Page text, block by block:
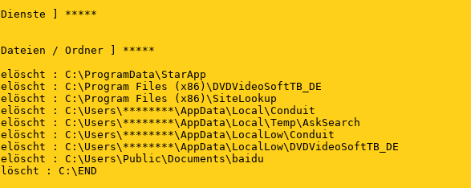
] *****
/ Ordner ] *****
: C:\ProgramData\StarApp
: C:\Program Files (x86)\DVDVideoSoftTB_DE
: C:\Program Files (x86)\SiteLookup
: C:\Users\********\AppData\Local\Conduit
: C:\Users\********\AppData\Local\Temp\AskSearch
: C:\Users\********\AppData\LocalLow\Conduit
: C:\Users\********\AppData\LocalLow\DVDVideoSoftTB_DE
: C:\Users\Public\Documents\baidu
: C:\END